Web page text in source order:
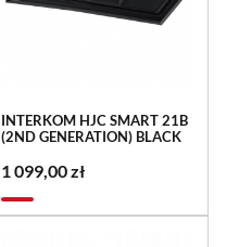
INTERKOM HJC SMART 21B
(2ND GENERATION) BLACK
1 099,00 zł